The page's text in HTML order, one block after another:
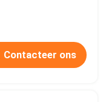
Contacteer ons